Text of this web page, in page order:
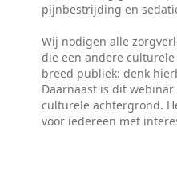
pijnbestrijding en
Wij nodigen alle
die een andere
breed publiek: denk
Daarnaast is dit
culturele achtergrond.
voor iedereen met